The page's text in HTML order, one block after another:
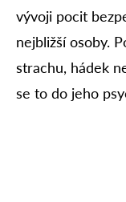
vývoji pocit
nejbližší osoby.
strachu, hádek
se to do jeho